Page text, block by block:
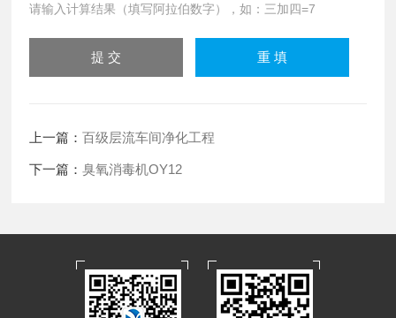
请输入计算结果（填写阿拉伯数字），如：三加四=7
上一篇：百级层流车间净化工程
下一篇：臭氧消毒机OY12